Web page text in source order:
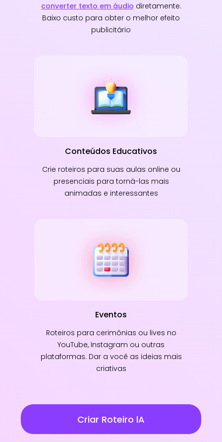
converter texto em áudio diretamente.
Baixo custo para obter o melhor efeito
publicitário
Conteúdos Educativos
Crie roteiros para suas aulas online ou
presenciais para torná-las mais
animadas e interessantes
Eventos
Roteiros para cerimônias ou lives no
YouTube, Instagram ou outras
plataformas. Dar a você as ideias mais
criativas
Criar Roteiro lA